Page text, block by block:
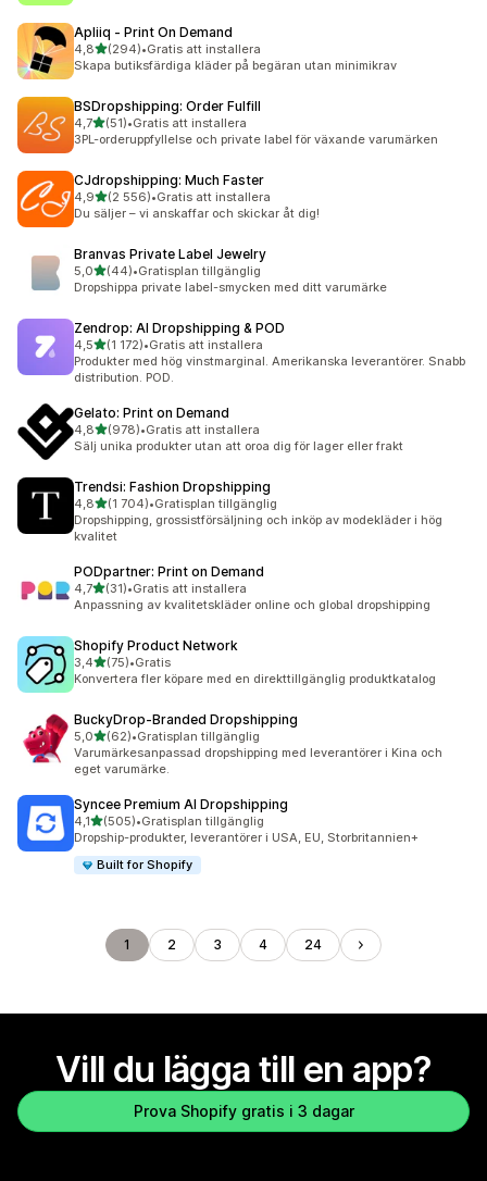
Apliiq ‑ Print On Demand
4,8av 5 stjärnor
(294)
294 recensioner totalt
•Gratis att installera
Skapa butiksfärdiga kläder på begäran utan minimikrav
BSDropshipping: Order Fulfill
4,7av 5 stjärnor
(51)
51 recensioner totalt
•Gratis att installera
3PL-orderuppfyllelse och private label för växande varumärken
CJdropshipping: Much Faster
4,9av 5 stjärnor
(2 556)
2556 recensioner totalt
•Gratis att installera
Du säljer – vi anskaffar och skickar åt dig!
Branvas Private Label Jewelry
5,0av 5 stjärnor
(44)
44 recensioner totalt
•Gratisplan tillgänglig
Dropshippa private label-smycken med ditt varumärke
Zendrop: AI Dropshipping & POD
4,5av 5 stjärnor
(1 172)
1172 recensioner totalt
•Gratis att installera
Produkter med hög vinstmarginal. Amerikanska leverantörer. Snabb
distribution. POD.
Gelato: Print on Demand
4,8av 5 stjärnor
(978)
978 recensioner totalt
•Gratis att installera
Sälj unika produkter utan att oroa dig för lager eller frakt
Trendsi: Fashion Dropshipping
4,8av 5 stjärnor
(1 704)
1704 recensioner totalt
•Gratisplan tillgänglig
Dropshipping, grossistförsäljning och inköp av modekläder i hög
kvalitet
PODpartner: Print on Demand
4,7av 5 stjärnor
(31)
31 recensioner totalt
•Gratis att installera
Anpassning av kvalitetskläder online och global dropshipping
Shopify Product Network
3,4av 5 stjärnor
(75)
75 recensioner totalt
•Gratis
Konvertera fler köpare med en direkttillgänglig produktkatalog
BuckyDrop‑Branded Dropshipping
5,0av 5 stjärnor
(62)
62 recensioner totalt
•Gratisplan tillgänglig
Varumärkesanpassad dropshipping med leverantörer i Kina och
eget varumärke.
Syncee Premium AI Dropshipping
4,1av 5 stjärnor
(505)
505 recensioner totalt
•Gratisplan tillgänglig
Dropship-produkter, leverantörer i USA, EU, Storbritannien+
Built for Shopify
1 2 3 4 24
Vill du lägga till en app?
Prova Shopify gratis i 3 dagar